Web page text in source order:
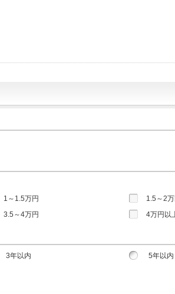
1～1.5万円 1.5～2万
3.5～4万円 4万円以
3年以内 5年以内